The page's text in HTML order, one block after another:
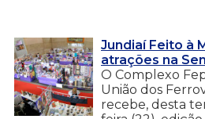
Jundiaí Feito à
atrações na
O Complexo
União dos
recebe, desta